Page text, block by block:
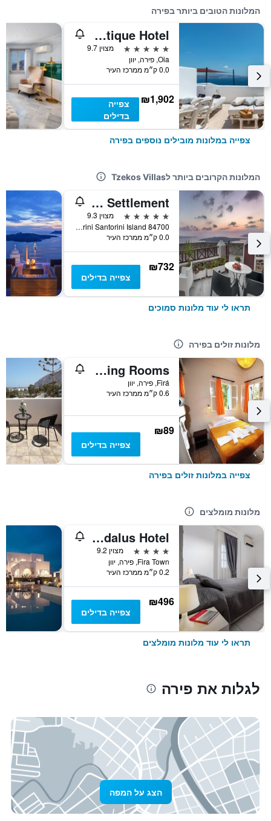
המלונות הטובים ביותר בפירה
Andronis Boutique Hotel
5 כוכבים
מצוין 9.7
Oia, פירה, יוון
0.0 ק״מ ממרכז העיר
₪1,902
צפייה
בדילים
צפייה במלונות מובילים נוספים בפירה
המלונות הקרובים ביותר לTzekos Villas
Aigialos Luxury Traditional Settlement
5 כוכבים
מצוין 9.3
Fira Santorini Santorini Island 84700, פירה, יוון
0.0 ק״מ ממרכז העיר
₪732
צפייה בדילים
תראו לי עוד מלונות סמוכים
מלונות זולים בפירה
Santorini Camping Rooms
Firá, פירה, יוון
0.6 ק״מ ממרכז העיר
₪89
צפייה בדילים
צפייה במלונות זולים בפירה
מלונות מומלצים
Daedalus Hotel
4 כוכבים
מצוין 9.2
Fira Town, פירה, יוון
0.2 ק״מ ממרכז העיר
₪496
צפייה בדילים
תראו לי עוד מלונות מומלצים
לגלות את פירה
הצג על המפה